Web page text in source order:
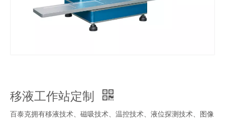
移液工作站定制
百泰克拥有移液技术、磁吸技术、温控技术、液位探测技术、图像